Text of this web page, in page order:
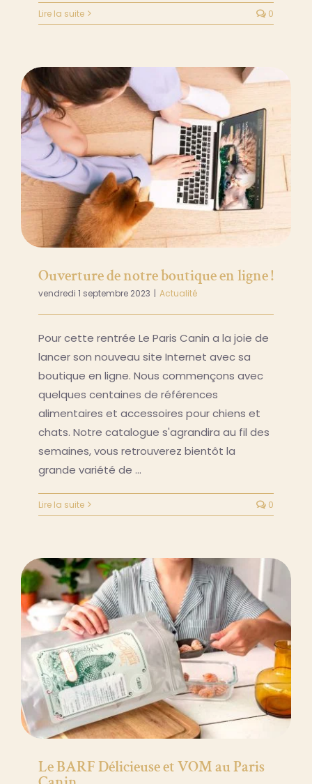
Lire la suite 0
Ouverture de notre boutique en ligne !
vendredi 1 septembre 2023 | Actualité
Pour cette rentrée Le Paris Canin a la joie de
lancer son nouveau site Internet avec sa
boutique en ligne. Nous commençons avec
quelques centaines de références
alimentaires et accessoires pour chiens et
chats. Notre catalogue s'agrandira au fil des
semaines, vous retrouverez bientôt la
grande variété de …
Lire la suite 0
Le BARF Délicieuse et VOM au Paris